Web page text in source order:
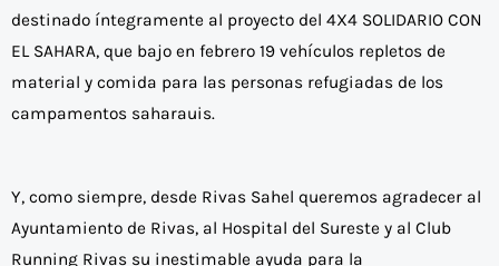
destinado íntegramente al proyecto del 4X4 SOLIDARIO CON
EL SAHARA, que bajo en febrero 19 vehículos repletos de
material y comida para las personas refugiadas de los
campamentos saharauis.
Y, como siempre, desde Rivas Sahel queremos agradecer al
Ayuntamiento de Rivas, al Hospital del Sureste y al Club
Running Rivas su inestimable ayuda para la